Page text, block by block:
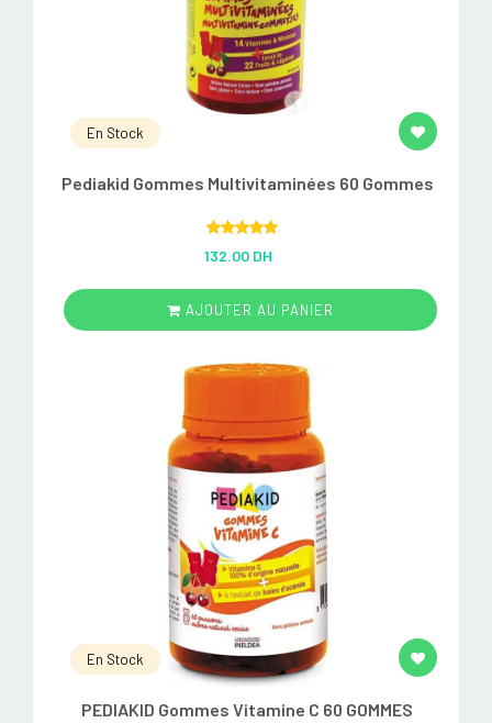
En Stock
Pediakid Gommes Multivitaminées 60 Gommes
out of 5
132.00 DH
AJOUTER AU PANIER
En Stock
PEDIAKID Gommes Vitamine C 60 GOMMES